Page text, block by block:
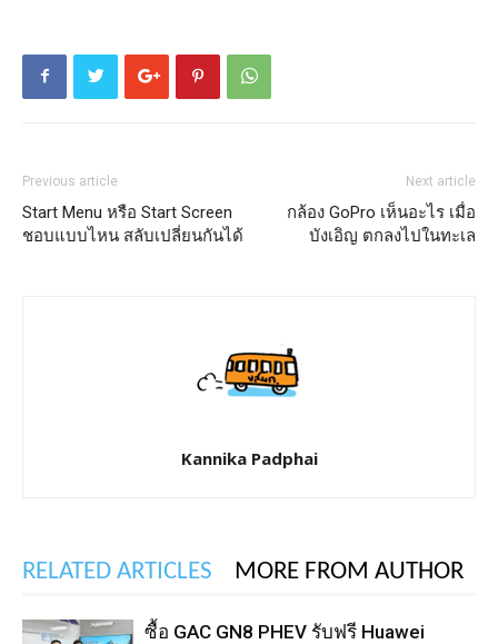
Previous article
Start Menu หรือ Start Screen
ชอบแบบไหน สลับเปลี่ยนกันได้
Next article
กล้อง GoPro เห็นอะไร เมื่อ
บังเอิญ ตกลงไปในทะเล
Kannika Padphai
RELATED ARTICLES MORE FROM AUTHOR
ซื้อ GAC GN8 PHEV รับฟรี Huawei